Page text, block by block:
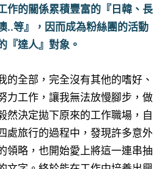
作的關係累積豐富的『日韓、長
..等』，因而成為粉絲團的活動
『達人』對象。
的全部，完全沒有其他的嗜好、
力工作，讓我無法放慢腳步，做
然決定拋下原來的工作職場，自
處旅行的過程中，發現許多意外
領略，也開始愛上將這一連串抽